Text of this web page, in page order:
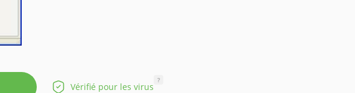
Vérifié pour les virus
?